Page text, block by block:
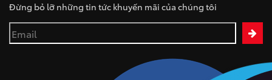
Đừng bỏ lỡ những tin tức khuyến mãi của chúng tôi